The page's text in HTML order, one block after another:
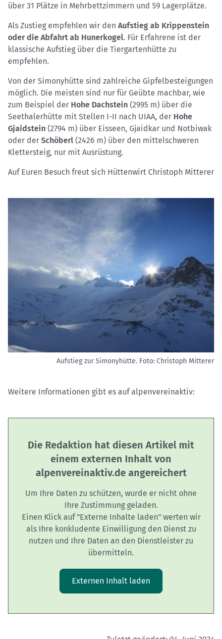
über 31 Plätze in Mehrbettzimmern und 59 Lagerplätze.
Als Zustieg empfehlen wir den Aufstieg ab Krippenstein
oder die Abfahrt ab Hunerkogel. Für Erfahrene ist der
klassische Aufstieg über die Tiergartenhütte zu
empfehlen.
Von der Simonyhütte sind zahlreiche Gipfelbesteigungen
möglich. Die meisten sind nur für Geübte machbar, wie
zum Beispiel der Hohe Dachstein (2995 m) über die
Seethalerhütte mit Stellen I-II nach UIAA, der Hohe
Gjaidstein (2794 m) über Eisseen, Gjaidkar und Notbiwak
oder der Schöberl (2426 m) über den mittelschweren
Klettersteig, nur mit Ausrüstung.
Auf Euren Besuch freut sich Hüttenwirt Christoph Mitterer
Aufstieg zur Simonyhütte. Foto: Christoph Mitterer
Weitere Informationen gibt es auf alpenvereinaktiv:
Die Redaktion hat diesen Artikel mit
einem externen Inhalt von
alpenvereinaktiv.de angereichert
Um Ihre Daten zu schützen, wurde er nicht ohne
Ihre Zustimmung geladen.
Einen Klick auf "Externe Inhalte laden" werten wir
als Ihre konkludente Einwilligung den Dienst zu
nutzen und Ihre Daten an den Dienstleister zu
übermitteln.
Externen Inhalt laden